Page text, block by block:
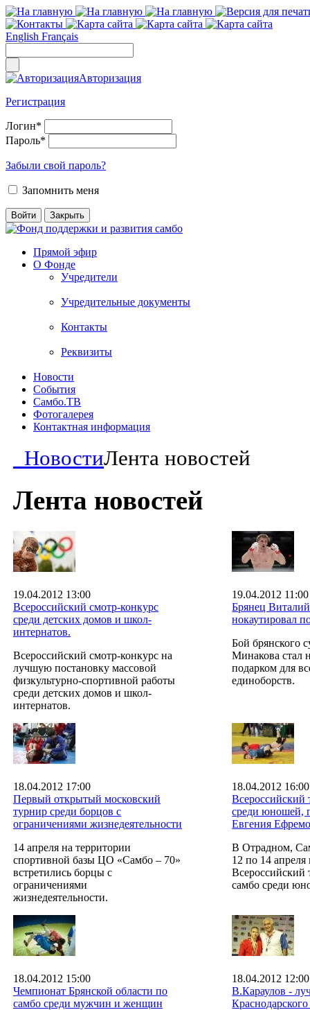
English Français
Авторизация
Регистрация
Логин*
Пароль*
Забыли свой пароль?
Запомнить меня
Прямой эфир
О Фонде
Учредители
Учредительные документы
Контакты
Реквизиты
Новости
События
Самбо.ТВ
Фотогалерея
Контактная информация
НовостиЛента новостей
Лента новостей
19.04.2012 13:00
Всероссийский смотр-конкурс
среди детских домов и школ-
интернатов.
Всероссийский смотр-конкурс на
лучшую постановку массовой
физкультурно-спортивной работы
среди детских домов и школ-
интернатов.
19.04.2012 11:00
Брянец
нокаутировал
Бой брянского
Минакова стал
подарком для
единоборств.
18.04.2012 17:00
Первый открытый московский
турнир среди борцов с
ограничениями жизнедеятельности
14 апреля на территории
спортивной базы ЦО «Самбо – 70»
встретились борцы с
ограничениями
жизнедеятельности.
18.04.2012 16:00
Всероссийский
среди юношей,
Евгения
В Отрадном,
12 по 14
Всероссийский
самбо среди
18.04.2012 15:00
Чемпионат Брянской области по
самбо среди мужчин и женщин
18.04.2012 12:00
В.Караулов -